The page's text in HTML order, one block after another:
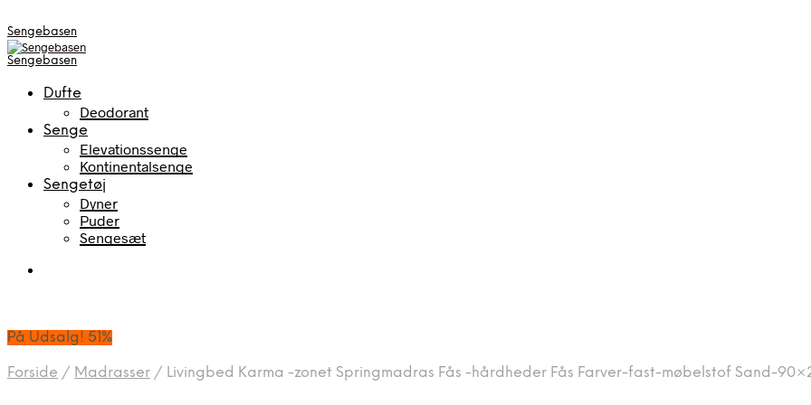
Sengebasen
Sengebasen
Dufte
Deodorant
Senge
Elevationssenge
Kontinentalsenge
Sengetøj
Dyner
Puder
Sengesæt
På Udsalg! 51%
Forside / Madrasser / Livingbed Karma -zonet Springmadras Fås -hårdheder Fås Farver-fast-møbelstof Sand-